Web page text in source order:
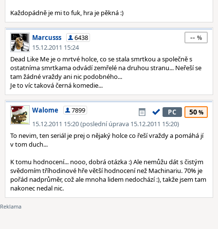
Každopádně je mi to fuk, hra je pěkná :)
Marcusss
6438
15.12.2011 15:24
--
Dead Like Me je o mrtvé holce, co se stala smrtkou a společně s
ostatníma smrtkama odvádí zemřelé na druhou stranu... Neřeší se
tam žádné vraždy ani nic podobného...
Je to víc taková černá komedie...
Walome
7899
15.12.2011 15:20 (poslední úprava 15.12.2011 15:20)
PC 50
To nevim, ten seriál je prej o nějaký holce co řeší vraždy a pomáhá jí
v tom duch...
K tomu hodnocení... nooo, dobrá otázka :) Ale nemůžu dát s čistým
svědomím tříhodinové hře větší hodnocení než Machinariu. 70% je
pořád nadprůměr, což ale mnoha lidem nedochází :), takže jsem tam
nakonec nedal nic.